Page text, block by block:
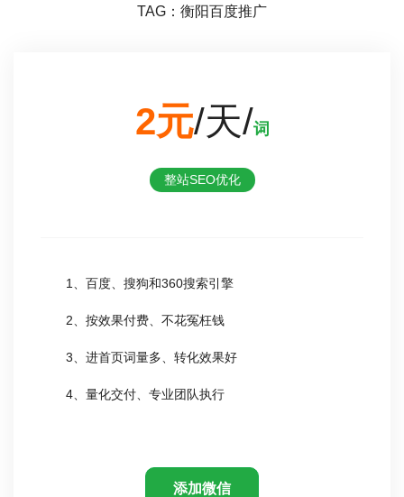
TAG：衡阳百度推广
2元/天/词
整站SEO优化
1、百度、搜狗和360搜索引擎
2、按效果付费、不花冤枉钱
3、进首页词量多、转化效果好
4、量化交付、专业团队执行
添加微信